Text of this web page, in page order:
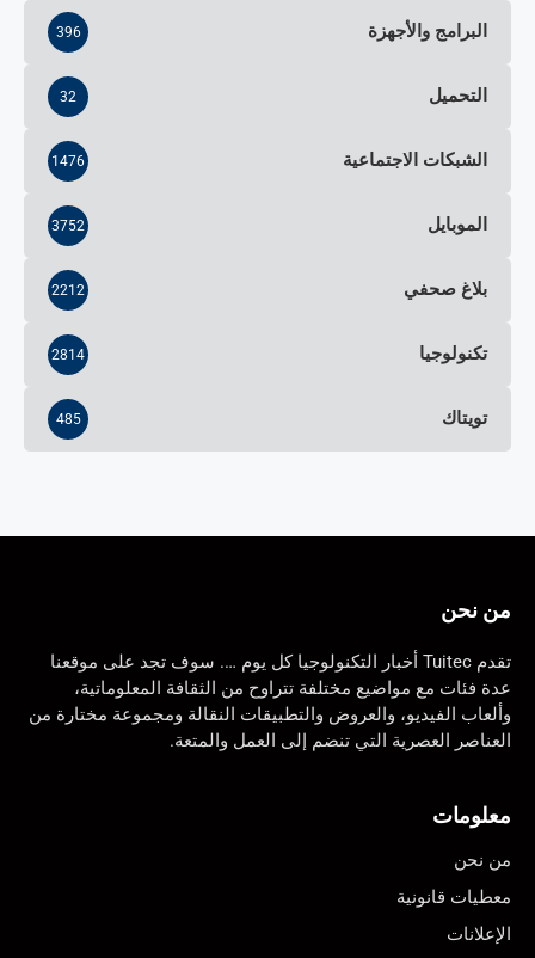
البرامج والأجهزة 396
التحميل 32
الشبكات الاجتماعية 1476
الموبايل 3752
بلاغ صحفي 2212
تكنولوجيا 2814
تويتاك 485
من نحن
تقدم Tuitec أخبار التكنولوجيا كل يوم …. سوف تجد على موقعنا
عدة فئات مع مواضيع مختلفة تتراوح من الثقافة المعلوماتية،
وألعاب الفيديو، والعروض والتطبيقات النقالة ومجموعة مختارة من
العناصر العصرية التي تنضم إلى العمل والمتعة.
معلومات
من نحن
معطيات قانونية
الإعلانات